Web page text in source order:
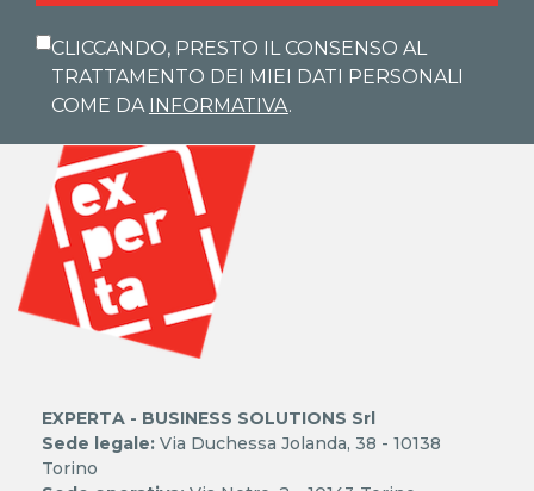
CLICCANDO, PRESTO IL CONSENSO AL
TRATTAMENTO DEI MIEI DATI PERSONALI
COME DA INFORMATIVA.
EXPERTA - BUSINESS SOLUTIONS Srl
Sede legale: Via Duchessa Jolanda, 38 - 10138
Torino